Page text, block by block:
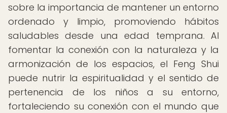
sobre la importancia de mantener un entorno
ordenado y limpio, promoviendo hábitos
saludables desde una edad temprana. Al
fomentar la conexión con la naturaleza y la
armonización de los espacios, el Feng Shui
puede nutrir la espiritualidad y el sentido de
pertenencia de los niños a su entorno,
fortaleciendo su conexión con el mundo que